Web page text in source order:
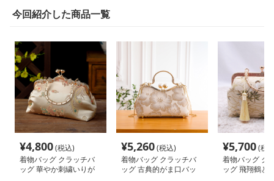
今回紹介した商品一覧
¥4,800(税込)
着物バッグ クラッチバ
ッグ 華やか刺繍いりが
¥5,260(税込)
着物バッグ クラッチバ
ッグ 古典的がま口バッ
¥5,700(税
着物バッグ ク
ッグ 飛翔鶴と